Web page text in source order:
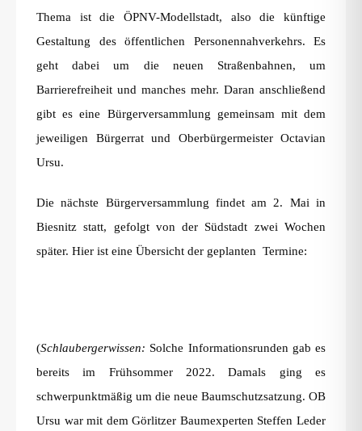
Thema ist die ÖPNV-Modellstadt, also die künftige
Gestaltung des öffentlichen Personennahverkehrs. Es
geht dabei um die neuen Straßenbahnen, um
Barrierefreiheit und manches mehr. Daran anschließend
gibt es eine Bürgerversammlung gemeinsam mit dem
jeweiligen Bürgerrat und Oberbürgermeister Octavian
Ursu.
Die nächste Bürgerversammlung findet am 2. Mai in
Biesnitz statt, gefolgt von der Südstadt zwei Wochen
später. Hier ist eine Übersicht der geplanten Termine:
(Schlaubergerwissen: Solche Informationsrunden gab es
bereits im Frühsommer 2022. Damals ging es
schwerpunktmäßig um die neue Baumschutzsatzung. OB
Ursu war mit dem Görlitzer Baumexperten Steffen Leder